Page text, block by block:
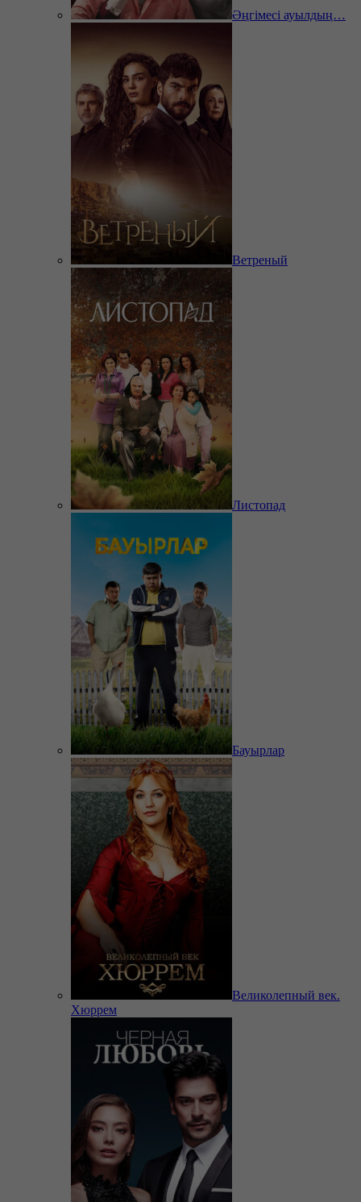
Әңгімесі ауылдың…
Ветреный
Листопад
Бауырлар
Великолепный век.
Хюррем